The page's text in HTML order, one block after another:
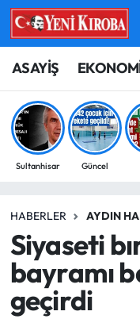
ASAYİŞ
Sultanhisar Güncel
HABERLER AYDIN
Siyaseti
bayramı
geçirdi
ASAYİŞ
BİLİM-
ÇEVRE
EĞİTİM
GÜNCEL
Aydın Nöbetçi
Aydın Hava
Aydin Namaz
Süper Lig Puan
Tüm Manşetler
Son Dakika